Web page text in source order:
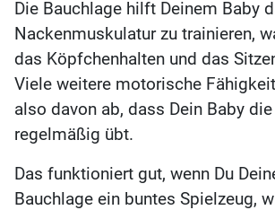
Die Bauchlage hilft Deinem Baby
Nackenmuskulatur zu trainieren,
das Köpfchenhalten und das
Viele weitere motorische
also davon ab, dass Dein Baby
regelmäßig übt.
Das funktioniert gut, wenn Du
Bauchlage ein buntes Spielzeug,